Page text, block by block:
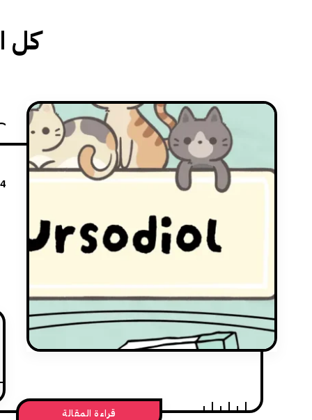
كل
قراءة المقالة